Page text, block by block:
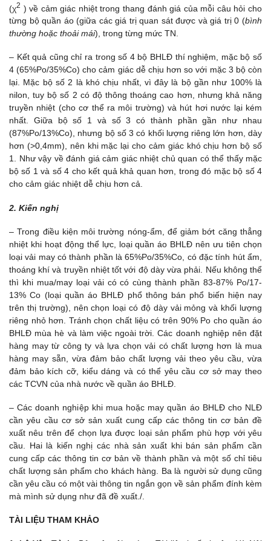
(χ2 ) về cảm giác nhiệt trong thang đánh giá của mỗi câu hỏi cho
từng bộ quần áo (giữa các giá trị quan sát được và giá trị 0 (bình
thường hoặc thoải mái), trong từng mức TN.
– Kết quả cũng chỉ ra trong số 4 bộ BHLĐ thí nghiệm, mặc bộ số
4 (65%Po/35%Co) cho cảm giác dễ chịu hơn so với mặc 3 bộ còn
lại. Mặc bộ số 2 là khó chịu nhất, vì đây là bộ gần như 100% là
nilon, tuy bộ số 2 có độ thông thoáng cao hơn, nhưng khả năng
truyền nhiệt (cho cơ thể ra môi trường) và hút hơi nước lại kém
nhất. Giữa bộ số 1 và số 3 có thành phần gần như nhau
(87%Po/13%Co), nhưng bộ số 3 có khối lượng riêng lớn hơn, dày
hơn (>0,4mm), nên khi mặc lại cho cảm giác khó chịu hơn bộ số
1. Như vậy về đánh giá cảm giác nhiệt chủ quan có thể thấy mặc
bộ số 1 và số 4 cho kết quả khả quan hơn, trong đó mặc bộ số 4
cho cảm giác nhiệt dễ chịu hơn cả.
2. Kiến nghị
– Trong điều kiện môi trường nóng-ẩm, để giảm bớt căng thẳng
nhiệt khi hoạt động thể lực, loại quần áo BHLĐ nên ưu tiên chọn
loại vải may có thành phần là 65%Po/35%Co, có đặc tính hút ẩm,
thoáng khí và truyền nhiệt tốt với độ dày vừa phải. Nếu không thể
thì khi mua/may loại vải có có cùng thành phần 83-87% Po/17-
13% Co (loại quần áo BHLĐ phổ thông bán phổ biến hiện nay
trên thị trường), nên chọn loại có độ dày vải mỏng và khối lượng
riêng nhỏ hơn. Tránh chọn chất liệu có trên 90% Po cho quần áo
BHLĐ mùa hè và làm việc ngoài trời. Các doanh nghiệp nên đặt
hàng may từ công ty và lựa chọn vải có chất lượng hơn là mua
hàng may sẵn, vừa đảm bảo chất lượng vải theo yêu cầu, vừa
đảm bảo kích cỡ, kiểu dáng và có thể yêu cầu cơ sở may theo
các TCVN của nhà nước về quần áo BHLĐ.
– Các doanh nghiệp khi mua hoặc may quần áo BHLĐ cho NLĐ
cần yêu cầu cơ sở sản xuất cung cấp các thông tin cơ bản đề
xuất nêu trên để chọn lựa được loại sản phẩm phù hợp với yêu
cầu. Hai là kiến nghị các nhà sản xuất khi bán sản phẩm cần
cung cấp các thông tin cơ bản về thành phần và một số chỉ tiêu
chất lượng sản phẩm cho khách hàng. Ba là người sử dụng cũng
cần yêu cầu có một vài thông tin ngắn gọn về sản phẩm đính kèm
mà mình sử dụng như đã đề xuất./.
TÀI LIỆU THAM KHẢO